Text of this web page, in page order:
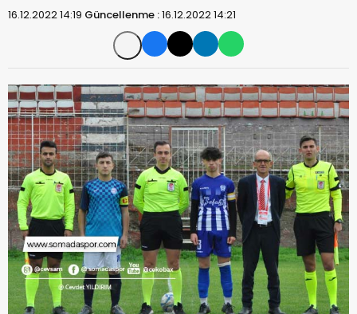
16.12.2022 14:19 Güncellenme :16.12.2022 14:21